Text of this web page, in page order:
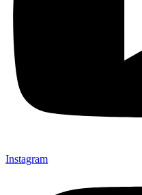
Instagram